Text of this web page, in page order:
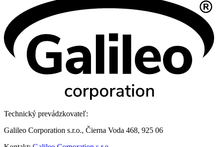
Technický prevádzkovateľ:
Galileo Corporation s.r.o., Čierna Voda 468, 925 06